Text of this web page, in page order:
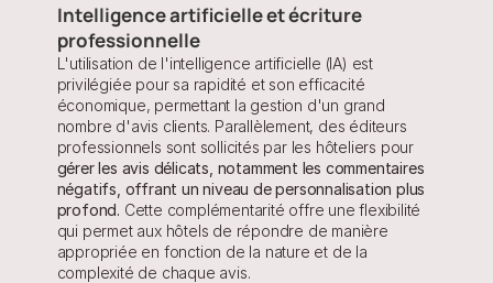
Intelligence artificielle et écriture
professionnelle
L'utilisation de l'intelligence artificielle (IA) est
privilégiée pour sa rapidité et son efficacité
économique, permettant la gestion d'un grand
nombre d'avis clients. Parallèlement, des éditeurs
professionnels sont sollicités par les hôteliers pour
gérer les avis délicats, notamment les commentaires
négatifs, offrant un niveau de personnalisation plus
profond. Cette complémentarité offre une flexibilité
qui permet aux hôtels de répondre de manière
appropriée en fonction de la nature et de la
complexité de chaque avis.